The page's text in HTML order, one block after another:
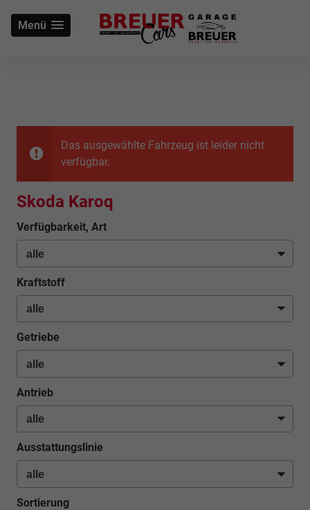
Menü
Das ausgewählte Fahrzeug ist leider nicht
verfügbar.
Skoda Karoq
Verfügbarkeit, Art
Kraftstoff
Getriebe
Antrieb
Ausstattungslinie
Sortierung